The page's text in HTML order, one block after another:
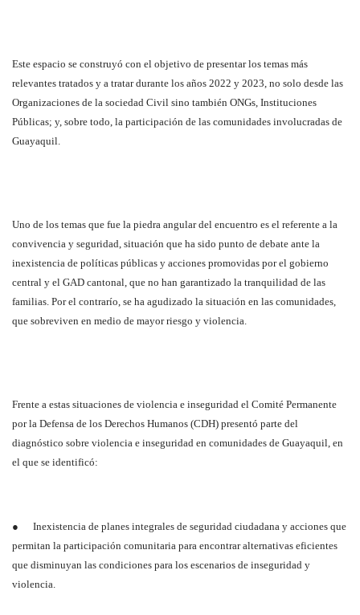
Este espacio se construyó con el objetivo de presentar los temas más
relevantes tratados y a tratar durante los años 2022 y 2023, no solo desde las
Organizaciones de la sociedad Civil sino también ONGs, Instituciones
Públicas; y, sobre todo, la participación de las comunidades involucradas de
Guayaquil.
Uno de los temas que fue la piedra angular del encuentro es el referente a la
convivencia y seguridad, situación que ha sido punto de debate ante la
inexistencia de políticas públicas y acciones promovidas por el gobierno
central y el GAD cantonal, que no han garantizado la tranquilidad de las
familias. Por el contrarío, se ha agudizado la situación en las comunidades,
que sobreviven en medio de mayor riesgo y violencia.
Frente a estas situaciones de violencia e inseguridad el Comité Permanente
por la Defensa de los Derechos Humanos (CDH) presentó parte del
diagnóstico sobre violencia e inseguridad en comunidades de Guayaquil, en
el que se identificó:
● Inexistencia de planes integrales de seguridad ciudadana y acciones que
permitan la participación comunitaria para encontrar alternativas eficientes
que disminuyan las condiciones para los escenarios de inseguridad y
violencia.